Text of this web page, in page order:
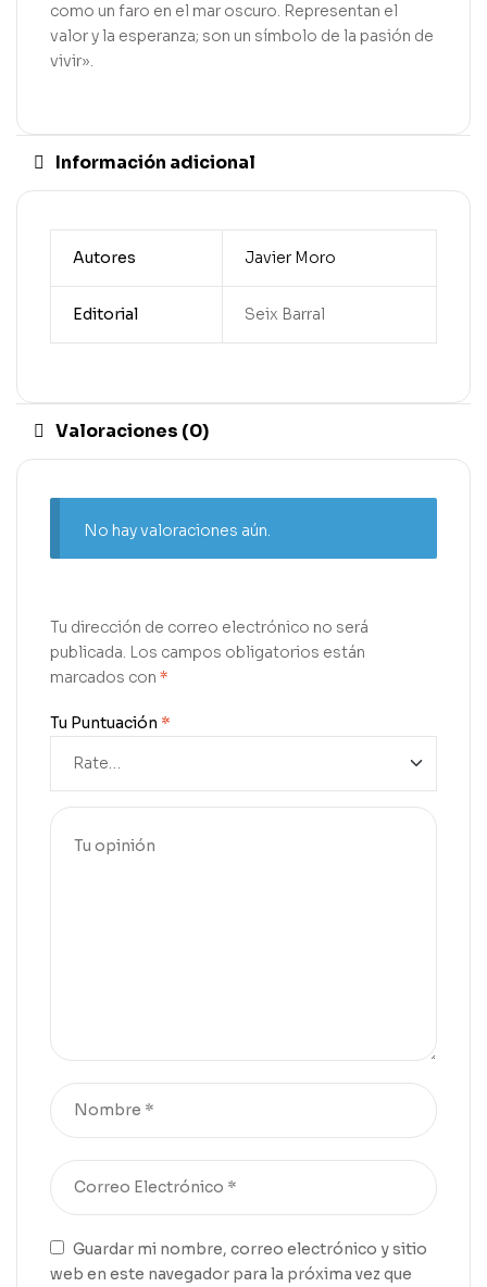
como un faro en el mar oscuro. Representan el
valor y la esperanza; son un símbolo de la pasión de
vivir».
Información adicional
Autores Javier Moro
Editorial Seix Barral
Valoraciones (0)
No hay valoraciones aún.
Tu dirección de correo electrónico no será
publicada. Los campos obligatorios están
marcados con *
Tu Puntuación *
Guardar mi nombre, correo electrónico y sitio
web en este navegador para la próxima vez que